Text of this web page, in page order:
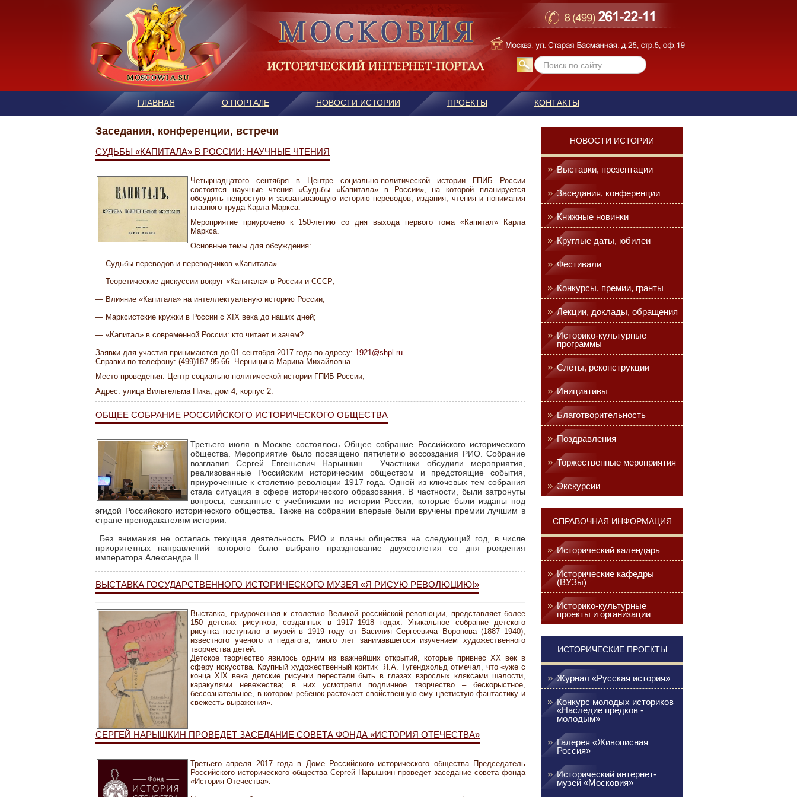
ГЛАВНАЯ О ПОРТАЛЕ НОВОСТИ ИСТОРИИ ПРОЕКТЫ КОНТАКТЫ
НОВОСТИ ИСТОРИИ
Выставки, презентации
Заседания, конференции
Книжные новинки
Круглые даты, юбилеи
Фестивали
Конкурсы, премии, гранты
Лекции, доклады, обращения
Историко-культурные
программы
Слёты, реконструкции
Инициативы
Благотворительность
Поздравления
Торжественные мероприятия
Экскурсии
СПРАВОЧНАЯ ИНФОРМАЦИЯ
Исторический календарь
Исторические кафедры
(ВУЗы)
Историко-культурные
проекты и организации
ИСТОРИЧЕСКИЕ ПРОЕКТЫ
Журнал «Русская история»
Конкурс молодых историков
«Наследие предков -
молодым»
Галерея «Живописная
Россия»
Исторический интернет-
музей «Московия»
Заседания, конференции, встречи
СУДЬБЫ «КАПИТАЛА» В РОССИИ: НАУЧНЫЕ ЧТЕНИЯ
Четырнадцатого сентября в Центре социально-политической истории ГПИБ России
состоятся научные чтения «Судьбы «Капитала» в России», на которой планируется
обсудить непростую и захватывающую историю переводов, издания, чтения и понимания
главного труда Карла Маркса.
Мероприятие приурочено к 150-летию со дня выхода первого тома «Капитал» Карла
Маркса.
Основные темы для обсуждения:
— Судьбы переводов и переводчиков «Капитала».
— Теоретические дискуссии вокруг «Капитала» в России и СССР;
— Влияние «Капитала» на интеллектуальную историю России;
— Марксистские кружки в России с XIX века до наших дней;
— «Капитал» в современной России: кто читает и зачем?
Заявки для участия принимаются до 01 сентября 2017 года по адресу: 1921@shpl.ru
Справки по телефону: (499)187-95-66 Черницына Марина Михайловна
Место проведения: Центр социально-политической истории ГПИБ России;
Адрес: улица Вильгельма Пика, дом 4, корпус 2.
ОБЩЕЕ СОБРАНИЕ РОССИЙСКОГО ИСТОРИЧЕСКОГО ОБЩЕСТВА
Третьего июля в Москве состоялось Общее собрание Российского исторического
общества. Мероприятие было посвящено пятилетию воссоздания РИО. Собрание
возглавил Сергей Евгеньевич Нарышкин. Участники обсудили мероприятия,
реализованные Российским историческим обществом и предстоящие события,
приуроченные к столетию революции 1917 года. Одной из ключевых тем собрания
стала ситуация в сфере исторического образования. В частности, были затронуты
вопросы, связанные с учебниками по истории России, которые были изданы под
эгидой Российского исторического общества. Также на собрании впервые были вручены премии лучшим в
стране преподавателям истории.
Без внимания не осталась текущая деятельность РИО и планы общества на следующий год, в числе
приоритетных направлений которого было выбрано празднование двухсотлетия со дня рождения
императора Александра II.
ВЫСТАВКА ГОСУДАРСТВЕННОГО ИСТОРИЧЕСКОГО МУЗЕЯ «Я РИСУЮ РЕВОЛЮЦИЮ!»
Выставка, приуроченная к столетию Великой российской революции, представляет более
150 детских рисунков, созданных в 1917–1918 годах. Уникальное собрание детского
рисунка поступило в музей в 1919 году от Василия Сергеевича Воронова (1887–1940),
известного ученого и педагога, много лет занимавшегося изучением художественного
творчества детей.
Детское творчество явилось одним из важнейших открытий, которые привнес XX век в
сферу искусства. Крупный художественный критик Я.А. Тугендхольд отмечал, что «уже с
конца XIX века детские рисунки перестали быть в глазах взрослых кляксами шалости,
каракулями невежества; в них усмотрели подлинное творчество – бескорыстное,
бессознательное, в котором ребенок расточает свойственную ему цветистую фантастику и
свежесть выражения».
СЕРГЕЙ НАРЫШКИН ПРОВЕДЕТ ЗАСЕДАНИЕ СОВЕТА ФОНДА «ИСТОРИЯ ОТЕЧЕСТВА»
Третьего апреля 2017 года в Доме Российского исторического общества Председатель
Российского исторического общества Сергей Нарышкин проведет заседание совета фонда
«История Отечества».